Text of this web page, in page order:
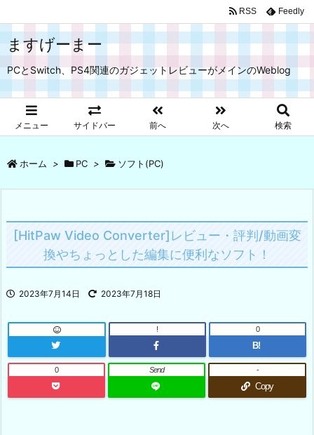
ますげーまー
PCとSwitch、PS4関連のガジェットレビューがメインのWeblog
メニュー サイドバー 前へ 次へ 検索
RSS Feedly
ホーム > PC > ソフト(PC)
[HitPaw Video Converter]レビュー・評判/動画変
換やちょっとした編集に便利なソフト！
2023年7月14日 2023年7月18日
!
B!
0
0 Send
Copy
-